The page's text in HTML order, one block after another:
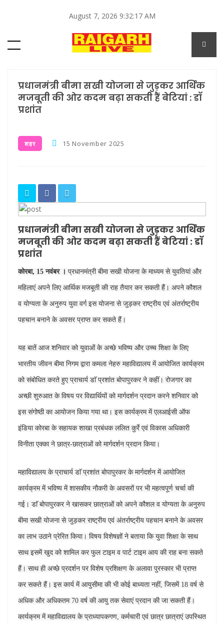
August 7, 2026 9:32:17 AM
प्रधानमंत्री बीमा सखी योजना से जुड़कर आर्थिक
मजबूती की ओर कदम बढ़ा सकती हैं बेटियां : डाॅ
प्रशांत
शहर 15 November 2025
प्रधानमंत्री बीमा सखी योजना से जुड़कर आर्थिक
मजबूती की ओर कदम बढ़ा सकती हैं बेटियां : डाॅ
प्रशांत
कोरबा, 15 नवंबर । प्रधानमंत्री बीमा सखी योजना के माध्यम से युवतियां और
महिलाएं अपने लिए आर्थिक मजबूती की राह तैयार कर सकती हैं। अपने कौशल
व योग्यता के अनुरुप युवा वर्ग इस योजना से जुड़कर राष्ट्रीय एवं अंतर्राष्ट्रीय
पहचान बनाने के अवसर प्राप्त कर सकते हैं।
यह बातें आज शनिवार को युवाओं के अच्छे भविष्य और उच्च शिक्षा के लिए
भारतीय जीवन बीमा निगम द्वारा कमला नेहरु महाविद्यालय में आयोजित कार्यक्रम
को संबोधित करते हुए प्राचार्य डाॅ प्रशांत बोपापुरकर ने कहीं। रोजगार का
अच्छी शुरुआत के विषय पर विद्यार्थियों को मार्गदर्शन प्रदान करने शनिवार को
इस संगोष्ठी का आयोजन किया गया था। इस कार्यक्रम में एलआईसी ऑफ
इंडिया कोरबा के सहायक शाखा प्रबंधक ललित कुर्रे एवं विकास अधिकारी
विनीता एक्का ने छात्र-छात्राओं को मार्गदर्शन प्रदान किया।
महाविद्यालय के प्राचार्य डाॅ प्रशांत बोपापुरकर के मार्गदर्शन में आयोजित
कार्यक्रम में भविष्य में शासकीय नौकरी के अवसरों पर भी महत्वपूर्ण चर्चा की
गई। डाॅ बोपापुरकर ने खासकर छात्राओं को अपने कौशल व योग्यता के अनुरुप
बीमा सखी योजना से जुड़कर राष्ट्रीय एवं अंतर्राष्ट्रीय पहचान बनाने के अवसर
का लाभ उठाने प्रेरित किया। विषय विशेषज्ञों ने बताया कि युवा शिक्षा के साथ
साथ इसमें खुद को शामिल कर फुल टाइम व पार्ट टाइम आय की राह बना सकते
हैं। साथ ही अच्छे प्रदर्शन पर विशेष प्रशिक्षण के अलावा पुरस्कार भी प्राप्त
कर सकते हैं। इस कार्य में आयुसीमा की भी कोई बाध्यता नहीं, जिसमें 18 वर्ष से
अधिक और अधिकतम 70 वर्ष की आयु तक सेवाएं प्रदान की जा सकती हैं।
कार्यक्रम में महाविद्यालय के प्राध्यापकगण, कर्मचारी एवं छात्र छात्राएं उपस्थित